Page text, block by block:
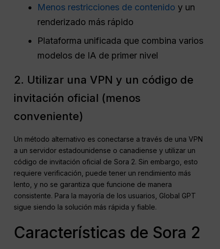
Menos restricciones de contenido y un
renderizado más rápido
Plataforma unificada que combina varios
modelos de IA de primer nivel
2. Utilizar una VPN y un código de
invitación oficial (menos
conveniente)
Un método alternativo es conectarse a través de una VPN
a un servidor estadounidense o canadiense y utilizar un
código de invitación oficial de Sora 2. Sin embargo, esto
requiere verificación, puede tener un rendimiento más
lento, y no se garantiza que funcione de manera
consistente. Para la mayoría de los usuarios, Global GPT
sigue siendo la solución más rápida y fiable.
Características de Sora 2